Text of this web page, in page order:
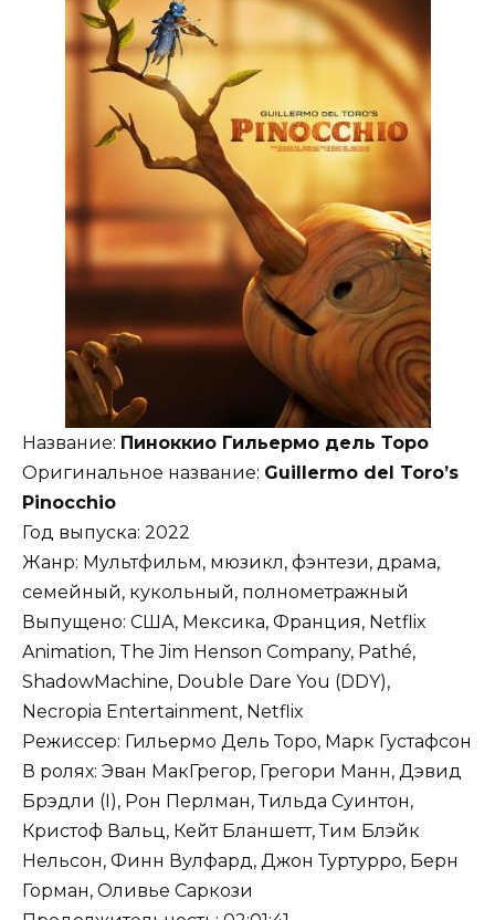
Название: Пиноккио Гильермо дель Торо
Оригинальное название: Guillermo del Toro’s
Pinocchio
Год выпуска: 2022
Жанр: Мультфильм, мюзикл, фэнтези, драма,
семейный, кукольный, полнометражный
Выпущено: США, Мексика, Франция, Netflix
Animation, The Jim Henson Company, Pathé,
ShadowMachine, Double Dare You (DDY),
Necropia Entertainment, Netflix
Режиссер: Гильермо Дель Торо, Марк Густафсон
В ролях: Эван МакГрегор, Грегори Манн, Дэвид
Брэдли (I), Рон Перлман, Тильда Суинтон,
Кристоф Вальц, Кейт Бланшетт, Тим Блэйк
Нельсон, Финн Вулфард, Джон Туртурро, Берн
Горман, Оливье Саркози